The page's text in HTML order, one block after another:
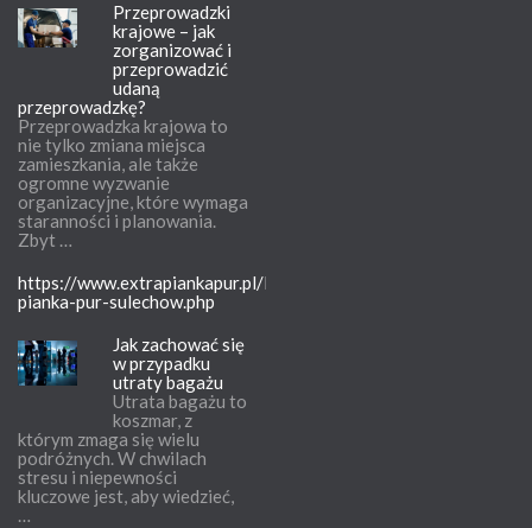
Przeprowadzki
krajowe – jak
zorganizować i
przeprowadzić
udaną
przeprowadzkę?
Przeprowadzka krajowa to
nie tylko zmiana miejsca
zamieszkania, ale także
ogromne wyzwanie
organizacyjne, które wymaga
staranności i planowania.
Zbyt …
https://www.extrapiankapur.pl/lubuskie/ocieplenia-
pianka-pur-sulechow.php
Jak zachować się
w przypadku
utraty bagażu
Utrata bagażu to
koszmar, z
którym zmaga się wielu
podróżnych. W chwilach
stresu i niepewności
kluczowe jest, aby wiedzieć,
…